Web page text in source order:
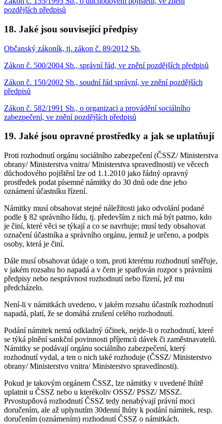
pozdějších předpisů
18. Jaké jsou související předpisy
Občanský zákoník, tj. zákon č. 89/2012 Sb.
Zákon č. 500/2004 Sb., správní řád, ve znění pozdějších předpisů
Zákon č. 150/2002 Sb., soudní řád správní, ve znění pozdějších
předpisů
Zákon č. 582/1991 Sb., o organizaci a provádění sociálního
zabezpečení, ve znění pozdějších předpisů
19. Jaké jsou opravné prostředky a jak se uplatňují
Proti rozhodnutí orgánu sociálního zabezpečení (ČSSZ/ Ministerstva
obrany/ Ministerstva vnitra/ Ministerstva spravedlnosti) ve věcech
důchodového pojištění lze od 1.1.2010 jako řádný opravný
prostředek podat písemné námitky do 30 dnů ode dne jeho
oznámení účastníku řízení.
Námitky musí obsahovat stejné náležitosti jako odvolání podané
podle § 82 správního řádu, tj. především z nich má být patrno, kdo
je činí, které věci se týkají a co se navrhuje; musí tedy obsahovat
označení účastníka a správního orgánu, jemuž je určeno, a podpis
osoby, která je činí.
Dále musí obsahovat údaje o tom, proti kterému rozhodnutí směřuje,
v jakém rozsahu ho napadá a v čem je spatřován rozpor s právními
předpisy nebo nesprávnost rozhodnutí nebo řízení, jež mu
předcházelo.
Není-li v námitkách uvedeno, v jakém rozsahu účastník rozhodnutí
napadá, platí, že se domáhá zrušení celého rozhodnutí.
Podání námitek nemá odkladný účinek, nejde-li o rozhodnutí, které
se týká plnění sankční povinnosti příjemců dávek či zaměstnavatelů.
Námitky se podávají orgánu sociálního zabezpečení, který
rozhodnutí vydal, a ten o nich také rozhoduje (ČSSZ/ Ministerstvo
obrany/ Ministerstvo vnitra/ Ministerstvo spravedlnosti).
Pokud je takovým orgánem ČSSZ, lze námitky v uvedené lhůtě
uplatnit u ČSSZ nebo u kterékoliv OSSZ/ PSSZ/ MSSZ.
Prvostupňová rozhodnutí ČSSZ tedy nenabývají právní moci
doručením, ale až uplynutím 30denní lhůty k podání námitek, resp.
doručením (oznámením) rozhodnutí ČSSZ o námitkách.